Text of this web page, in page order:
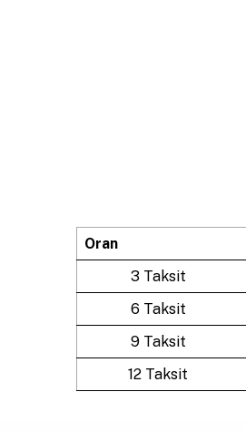
Oran
3 Taksit
6 Taksit
9 Taksit
12 Taksit